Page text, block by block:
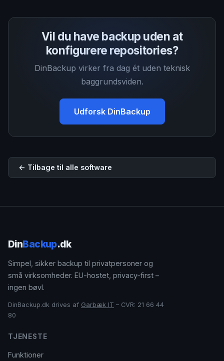
Vil du have backup uden at
konfigurere repositories?
DinBackup virker fra dag ét uden teknisk
baggrundsviden.
Udforsk DinBackup
← Tilbage til alle software
DinBackup.dk
Simpel, sikker backup til privatpersoner og
små virksomheder. EU-hostet, privacy-first –
ingen bøvl.
DinBackup.dk drives af Garbæk IT – CVR: 21 66 44
80
TJENESTE
Funktioner